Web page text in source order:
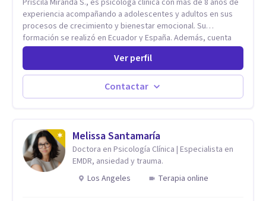
Priscila Miranda S., es psicóloga clínica con más de 8 años de
experiencia acompañando a adolescentes y adultos en sus
procesos de crecimiento y bienestar emocional. Su
formación se realizó en Ecuador y España. Además, cuenta
con un Máster en Psicooncología (INEFOC) y diversos
diplomados que respaldan su práctica profesional. Se
especializo en ansiedad, autoestima, dependencia
emocional, depresión, desarrollo personal, prevención del
suicidio, crisis vitales y terapia de pareja, siempre con un
comodidad y privacidad de tu propio espacio. Acceder a un
acompañamiento profesional sin importar en qué lugar te
encuentres.
Ver perfil
Contactar
Melissa Santamaría
Doctora en Psicología Clínica | Especialista en
EMDR, ansiedad y trauma.
Los Angeles
Terapia online